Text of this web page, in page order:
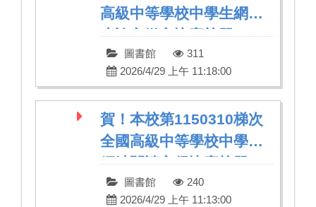
高級中等學校中學生網站
小論文徵文比賽榜單
圖書館
311
2026/4/29 上午 11:18:00
賀！本校第1150310梯次
全國高級中等學校中學生
網站閱讀心得比賽榜單
圖書館
240
2026/4/29 上午 11:13:00